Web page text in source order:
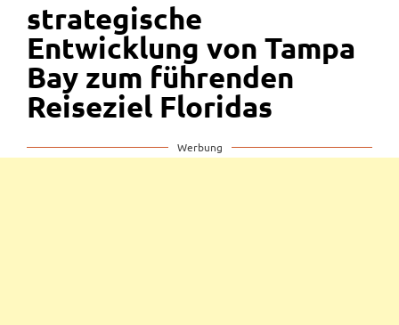
strategische
Entwicklung von Tampa
Bay zum führenden
Reiseziel Floridas
Werbung